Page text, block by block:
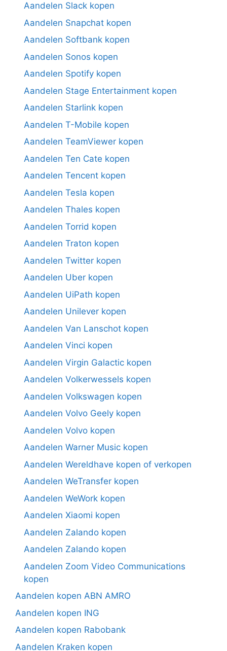
Aandelen Slack kopen
Aandelen Snapchat kopen
Aandelen Softbank kopen
Aandelen Sonos kopen
Aandelen Spotify kopen
Aandelen Stage Entertainment kopen
Aandelen Starlink kopen
Aandelen T-Mobile kopen
Aandelen TeamViewer kopen
Aandelen Ten Cate kopen
Aandelen Tencent kopen
Aandelen Tesla kopen
Aandelen Thales kopen
Aandelen Torrid kopen
Aandelen Traton kopen
Aandelen Twitter kopen
Aandelen Uber kopen
Aandelen UiPath kopen
Aandelen Unilever kopen
Aandelen Van Lanschot kopen
Aandelen Vinci kopen
Aandelen Virgin Galactic kopen
Aandelen Volkerwessels kopen
Aandelen Volkswagen kopen
Aandelen Volvo Geely kopen
Aandelen Volvo kopen
Aandelen Warner Music kopen
Aandelen Wereldhave kopen of verkopen
Aandelen WeTransfer kopen
Aandelen WeWork kopen
Aandelen Xiaomi kopen
Aandelen Zalando kopen
Aandelen Zalando kopen
Aandelen Zoom Video Communications
kopen
Aandelen kopen ABN AMRO
Aandelen kopen ING
Aandelen kopen Rabobank
Aandelen Kraken kopen